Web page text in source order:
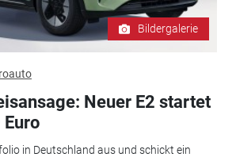
Bildergalerie
Neuer E2 startet
in Deutschland aus und schickt ein